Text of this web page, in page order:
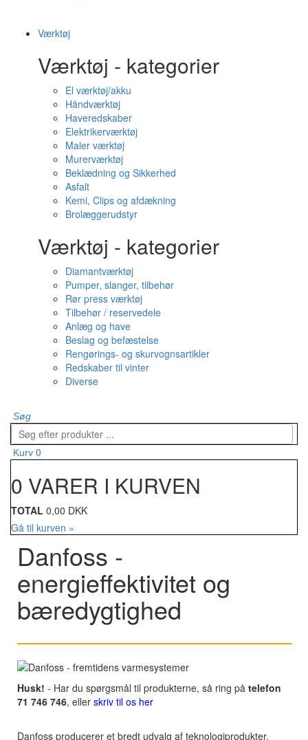
Værktøj
Værktøj - kategorier
El værktøj/akku
Håndværktøj
Haveredskaber
Elektrikerværktøj
Maler værktøj
Murerværktøj
Beklædning og Sikkerhed
Asfalt
Kemi, Clips og afdækning
Brolæggerudstyr
Værktøj - kategorier
Diamantværktøj
Pumper, slanger, tilbehør
Rør press værktøj
Tilbehør / reservedele
Anlæg og have
Beslag og befæstelse
Rengørings- og skurvognsartikler
Redskaber til vinter
Diverse
Søg
Kurv 0
0 VARER I KURVEN
TOTAL 0,00 DKK
Gå til kurven »
Danfoss -
energieffektivitet og
bæredygtighed
Husk! - Har du spørgsmål til produkterne, så ring på telefon
71 746 746, eller skriv til os her
Danfoss producerer et bredt udvalg af teknologiprodukter,